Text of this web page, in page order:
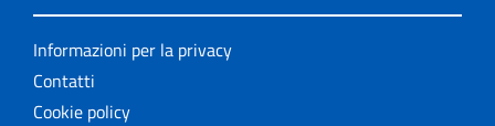
Informazioni per la privacy
Contatti
Cookie policy